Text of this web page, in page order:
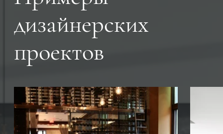
дизайнерских
проектов